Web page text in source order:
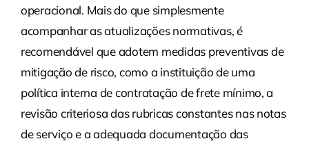
operacional. Mais do que simplesmente
acompanhar as atualizações normativas, é
recomendável que adotem medidas preventivas de
mitigação de risco, como a instituição de uma
política interna de contratação de frete mínimo, a
revisão criteriosa das rubricas constantes nas notas
de serviço e a adequada documentação das